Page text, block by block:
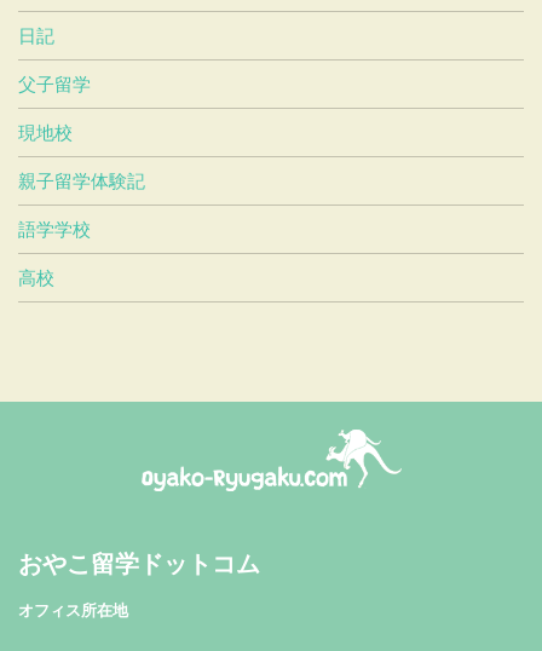
日記
父子留学
現地校
親子留学体験記
語学学校
高校
おやこ留学ドットコム
オフィス所在地